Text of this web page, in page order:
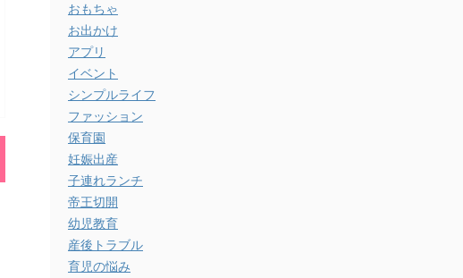
おもちゃ
お出かけ
アプリ
イベント
シンプルライフ
ファッション
保育園
妊娠出産
子連れランチ
帝王切開
幼児教育
産後トラブル
育児の悩み